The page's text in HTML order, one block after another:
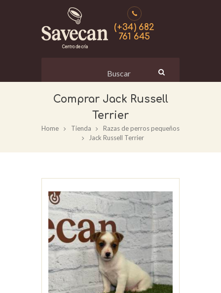
(+34) 682
761 645
Jack Russell
Terrier
Home Tienda
Razas de perros pequeños
Jack Russell Terrier